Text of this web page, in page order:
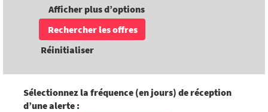
Afficher plus d’options
Réinitialiser
Sélectionnez la fréquence (en jours) de réception
d’une alerte :